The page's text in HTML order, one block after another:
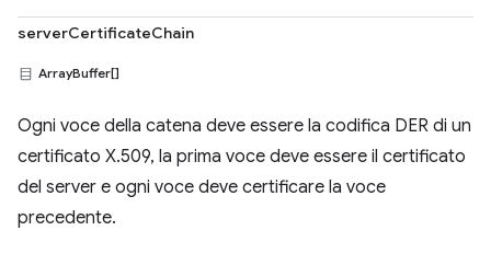
serverCertificateChain
ArrayBuffer[]
Ogni voce della catena deve essere la codifica DER di un
certificato X.509, la prima voce deve essere il certificato
del server e ogni voce deve certificare la voce
precedente.